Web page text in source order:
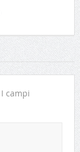
I campi